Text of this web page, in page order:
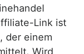
Link ist
der einem
Wird